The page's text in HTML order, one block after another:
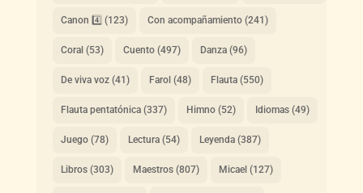
Canon 4️⃣ (123) Con acompañamiento(241)
Coral (53) Cuento(497) Danza(96)
De viva voz(41) Farol (48) Flauta(550)
Flauta pentatónica(337) Himno(52) Idiomas(49)
Juego(78) Lectura(54) Leyenda(387)
Libros(303) Maestros(807) Micael (127)